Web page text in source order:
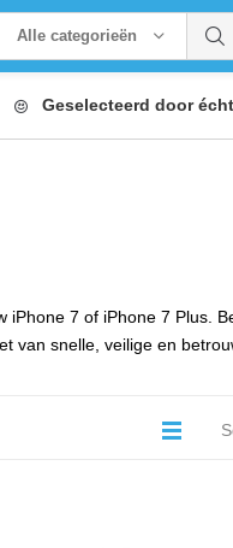
Alle categorieën
Geselecteerd door
7 of iPhone 7 Plus.
van snelle, veilige en